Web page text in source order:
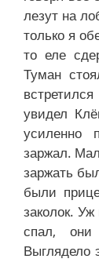
лезут на
только я
то еле
Туман
увидел
усиленно
заржал.
заржать
были
заколок.
спал,
Выглядело